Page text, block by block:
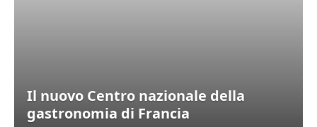
Il nuovo Centro nazionale della
gastronomia di Francia